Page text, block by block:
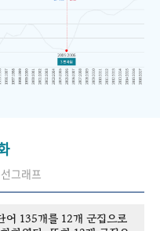
그래프
어 135개를 12개 군집으로